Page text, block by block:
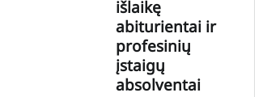
išlaikę
abiturientai ir
profesinių
įstaigų
absolventai